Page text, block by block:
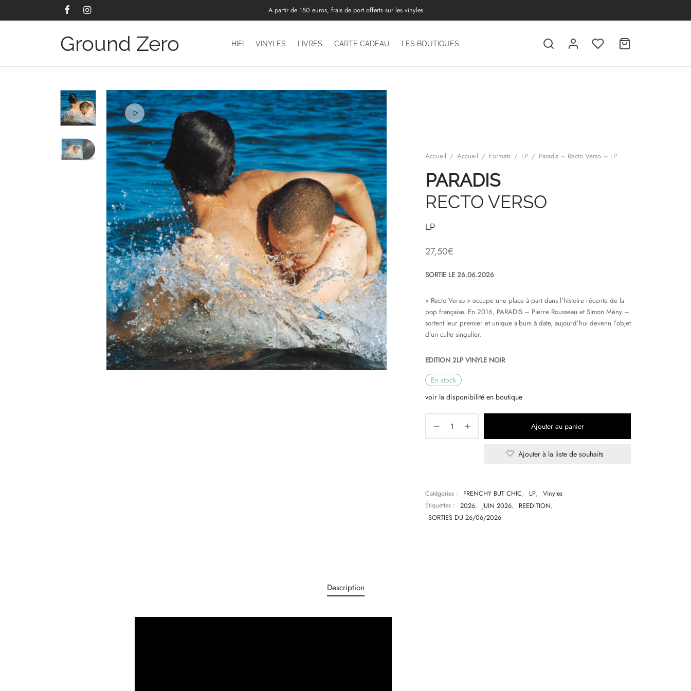
A partir de 150 euros, frais de port offerts sur les vinyles
Ground Zero HIFI VINYLES LIVRES CARTE CADEAU LES BOUTIQUES
Accueil / Accueil / Formats / LP / Paradis – Recto Verso – LP
PARADIS
RECTO VERSO
LP
27,50€
SORTIE LE 26.06.2026
« Recto Verso » occupe une place à part dans l’histoire récente de la
pop française. En 2016, PARADIS – Pierre Rousseau et Simon Mény –
sortent leur premier et unique album à date, aujourd’hui devenu l’objet
d’un culte singulier.
EDITION 2LP VINYLE NOIR
En stock
voir la disponibilité en boutique
Ajouter au panier
Ajouter à la liste de souhaits
Catégories : FRENCHY BUT CHIC, LP,
Vinyles
Étiquettes :
2026, JUIN 2026, REEDITION,
SORTIES DU 26/06/2026
Description